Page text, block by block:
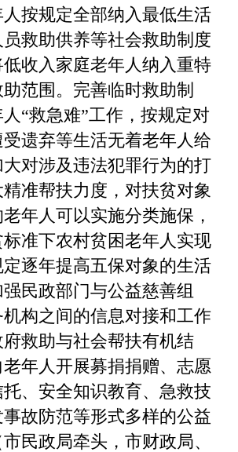
按规定全部纳入最低生活
救助供养等社会救助制度
收入家庭老年人纳入重特
范围。完善临时救助制
“救急难”工作，按规定对
遗弃等生活无着老年人给
对涉及违法犯罪行为的打
准帮扶力度，对扶贫对象
年人可以实施分类施保，
准下农村贫困老年人实现
逐年提高五保对象的生活
民政部门与公益慈善组
构之间的信息对接和工作
救助与社会帮扶有机结
年人开展募捐捐赠、志愿
、安全知识教育、急救技
故防范等形式多样的公益
民政局牵头，市财政局、